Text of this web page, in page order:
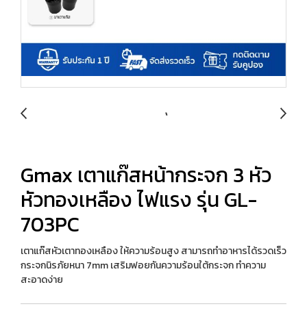
Gmax เตาแก๊สหน้ากระจก 3 หัว
หัวทองเหลือง ไฟแรง รุ่น GL-
703PC
เตาแก๊สหัวเตาทองเหลือง ให้ความร้อนสูง สามารถทำอาหารได้รวดเร็ว
กระจกนิรภัยหนา 7mm เสริมฟอยกันความร้อนใต้กระจก ทำความ
สะอาดง่าย